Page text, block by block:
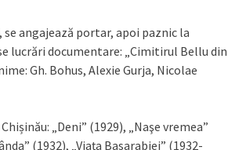
angajează portar, apoi paznic la
lucrări documentare: „Cimitirul Bellu din
Gh. Bohus, Alexie Gurja, Nicolae
„Deni” (1929), „Naşe vremea”
(1932), „Viaţa Basarabiei” (1932-